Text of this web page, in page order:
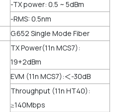
-TX power: 0.5 ~ 5dBm
-RMS: 0.5nm
G.652 Single Mode Fiber
TX Power(11n MCS7):
19+2dBm
EVM (11n MCS7):＜-30dB
Throughput (11n HT40):
≥140Mbps